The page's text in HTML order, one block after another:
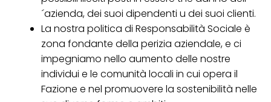
´azienda, dei suoi dipendenti u dei suoi clienti.
La nostra politica di Responsabilità Sociale è
zona fondante della perizia aziendale, e ci
impegniamo nello aumento delle nostre
individui e le comunità locali in cui opera il
Fazione e nel promuovere la sostenibilità nelle